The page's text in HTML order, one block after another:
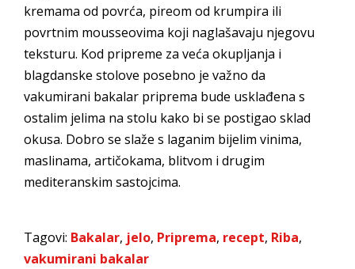
kremama od povrća, pireom od krumpira ili
povrtnim mousseovima koji naglašavaju njegovu
teksturu. Kod pripreme za veća okupljanja i
blagdanske stolove posebno je važno da
vakumirani bakalar priprema bude usklađena s
ostalim jelima na stolu kako bi se postigao sklad
okusa. Dobro se slaže s laganim bijelim vinima,
maslinama, artičokama, blitvom i drugim
mediteranskim sastojcima.
Tagovi: Bakalar, jelo, Priprema, recept, Riba,
vakumirani bakalar